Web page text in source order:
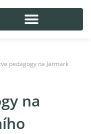
pedagogy na Jarmark
na